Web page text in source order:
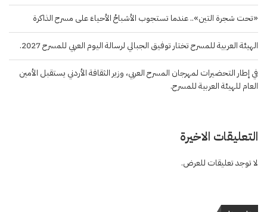
«تحت شجرة التين».. عندما تستجوب الأشباحُ الأحياءَ على مسرح الذاكرة
الهيئة العربية للمسرح تختار توفيق الجبالي لرسالة اليوم العربي للمسرح 2027.
في إطار التحضيرات لمهرجان المسرح العربي، وزير الثقافة الأردني يستقبل الأمين
العام للهيئة العربية للمسرح.
التعليقات الاخيرة
لا توجد تعليقات للعرض.